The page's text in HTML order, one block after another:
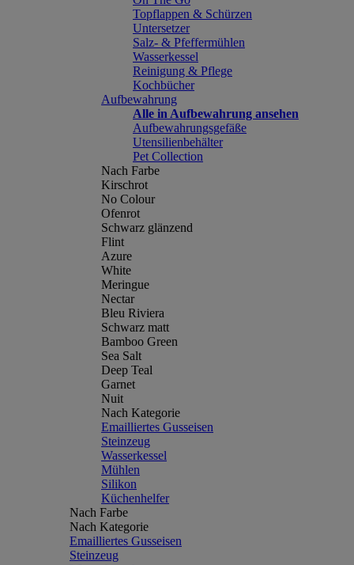
Topflappen & Schürzen
Untersetzer
Salz- & Pfeffermühlen
Wasserkessel
Reinigung & Pflege
Kochbücher
Aufbewahrung
Alle in Aufbewahrung ansehen
Aufbewahrungsgefäße
Utensilienbehälter
Pet Collection
Nach Farbe
Kirschrot
No Colour
Ofenrot
Schwarz glänzend
Flint
Azure
White
Meringue
Nectar
Bleu Riviera
Schwarz matt
Bamboo Green
Sea Salt
Deep Teal
Garnet
Nuit
Nach Kategorie
Emailliertes Gusseisen
Steinzeug
Wasserkessel
Mühlen
Silikon
Küchenhelfer
Nach Farbe
Nach Kategorie
Emailliertes Gusseisen
Steinzeug